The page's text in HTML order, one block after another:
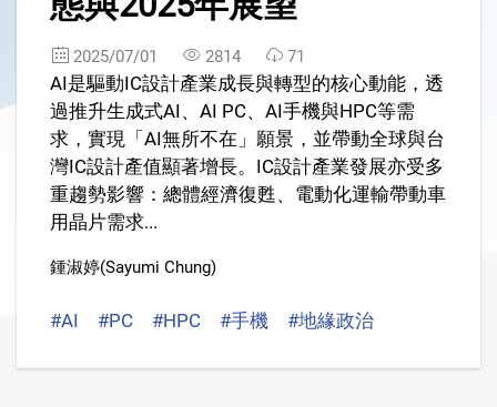
2025/07/01 2814 71
AI是驅動IC設計產業成長與轉型的核心動能，透
過推升生成式AI、AI PC、AI手機與HPC等需
求，實現「AI無所不在」願景，並帶動全球與台
灣IC設計產值顯著增長。IC設計產業發展亦受多
重趨勢影響：總體經濟復甦、電動化運輸帶動車
用晶片需求...
鍾淑婷(Sayumi Chung)
#AI #PC #HPC #手機 #地緣政治